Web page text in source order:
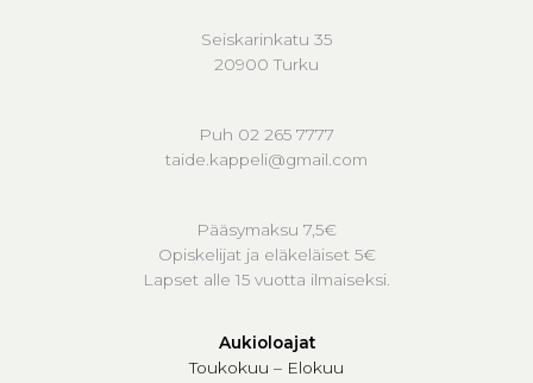
Seiskarinkatu 35
20900 Turku
Puh 02 265 7777
taide.kappeli@gmail.com
Pääsymaksu 7,5€
Opiskelijat ja eläkeläiset 5€
Lapset alle 15 vuotta ilmaiseksi.
Aukioloajat
Toukokuu – Elokuu